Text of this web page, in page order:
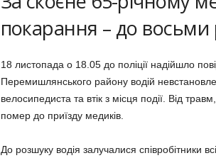
покарання – до восьми
18 листопада о 18.05 до поліції надійшло
Перемишлянського району водій
велосипедиста та втік з місця події. Від
помер до приїзду медиків.
До розшуку водія залучалися співробітники